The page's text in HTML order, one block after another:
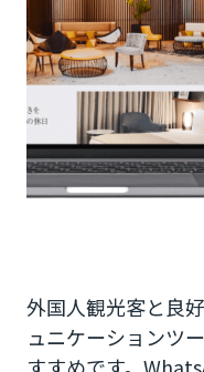
外国人観光客と良
ュニケーションツ